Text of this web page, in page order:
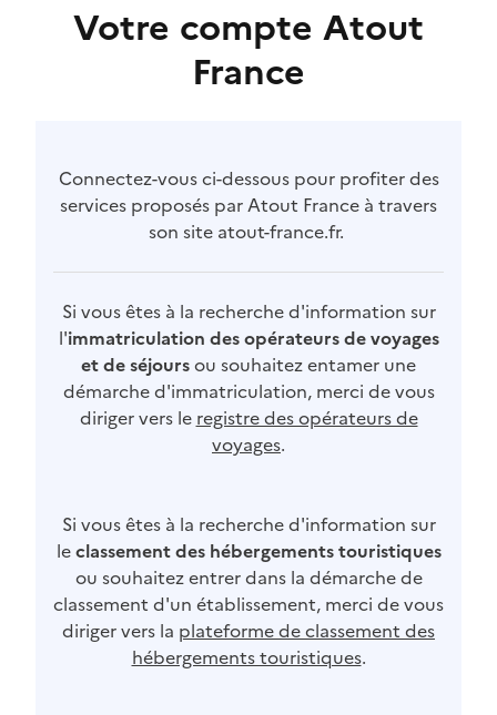
Votre compte Atout
France
Connectez-vous ci-dessous pour profiter des
services proposés par Atout France à travers
son site atout-france.fr.
Si vous êtes à la recherche d'information sur
l'immatriculation des opérateurs de voyages
et de séjoursou souhaitez entamer une
démarche d'immatriculation, merci de vous
diriger vers le registre des opérateurs de
voyages.
Si vous êtes à la recherche d'information sur
leclassement des hébergements touristiques
ou souhaitez entrer dans la démarche de
classement d'un établissement, merci de vous
diriger vers la plateforme de classement des
hébergements touristiques.